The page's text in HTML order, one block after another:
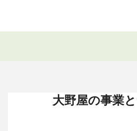
大野屋の事業
お葬式 〈HOME〉
お墓・墓地 〈HOME〉
お仏壇 〈HOME〉
手元供養 〈HOME〉
終活・相続 〈HOME〉